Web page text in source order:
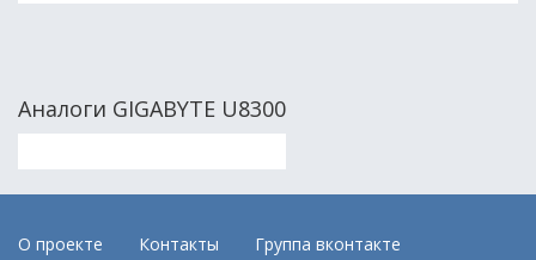
Аналоги GIGABYTE U8300
О проекте Контакты
Группа вконтакте